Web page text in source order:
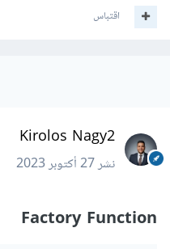
اقتباس
Kirolos Nagy2
نشر27 أكتوبر 2023
Factory Function